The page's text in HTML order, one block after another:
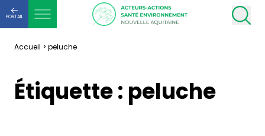
PORTAIL
Accueil > peluche
Étiquette : peluche